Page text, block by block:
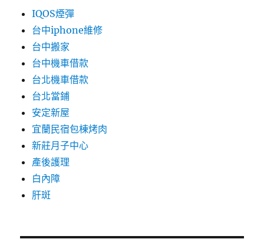
IQOS煙彈
台中iphone維修
台中搬家
台中機車借款
台北機車借款
台北當鋪
安定新屋
宜蘭民宿包棟烤肉
新莊月子中心
產後護理
白內障
肝斑